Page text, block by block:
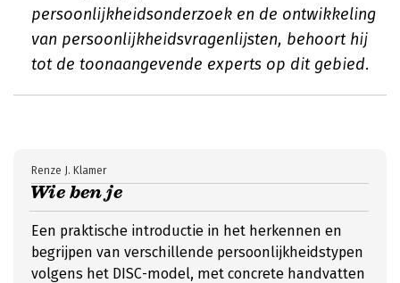
persoonlijkheidsonderzoek en de ontwikkeling
van persoonlijkheidsvragenlijsten, behoort hij
tot de toonaangevende experts op dit gebied.
Wie ben je
Renze J. Klamer
Een praktische introductie in het herkennen en
begrijpen van verschillende persoonlijkheidstypen
volgens het DISC-model, met concrete handvatten